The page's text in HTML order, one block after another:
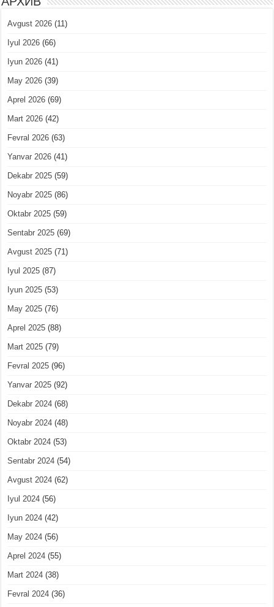
Avgust 2026 (11)
Iyul 2026 (66)
Iyun 2026 (41)
May 2026 (39)
Aprel 2026 (69)
Mart 2026 (42)
Fevral 2026 (63)
Yanvar 2026 (41)
Dekabr 2025 (59)
Noyabr 2025 (86)
Oktabr 2025 (59)
Sentabr 2025 (69)
Avgust 2025 (71)
Iyul 2025 (87)
Iyun 2025 (53)
May 2025 (76)
Aprel 2025 (88)
Mart 2025 (79)
Fevral 2025 (96)
Yanvar 2025 (92)
Dekabr 2024 (68)
Noyabr 2024 (48)
Oktabr 2024 (53)
Sentabr 2024 (54)
Avgust 2024 (62)
Iyul 2024 (56)
Iyun 2024 (42)
May 2024 (56)
Aprel 2024 (55)
Mart 2024 (38)
Fevral 2024 (36)